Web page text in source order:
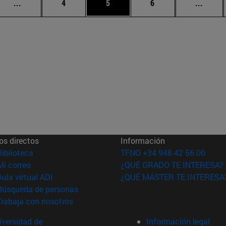
... Páginas intermedias Use TAB para desplazarse.
Página
4 Página
5 Página
6 ...
directos
(abre en nueva ventana)
correo(abre en nueva ventana)
virtual ADI (abre en nueva ventana)
de personas(abre en nueva ventana)
con nosotros(abre en nueva ventana)
Información
TFNO +34 948 42 56 00
¿QUÉ GRADO TE INTERESA?
¿QUÉ MÁSTER TE
de Información legal